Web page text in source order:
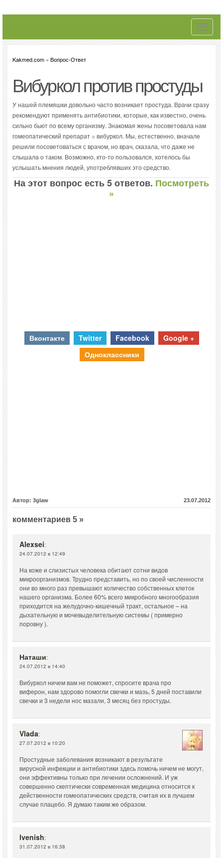
Toggle
Kakmed.com » Вопрос-Ответ
Вибуркол против простуды
У нашей племяшки довольно часто возникает простуда. Врачи сразу
рекомендуют применять антибиотики, которые, как известно, очень
сильно бьют по всему организму. Знакомая жены посоветовала нам
гомеопатический препарат = вибуркол. Мы, естественно, вначале
решили посоветоваться с врачом, но врач, сказала, что даже не
слышала о таком. Возможно, кто-то пользовался, хотелось бы
услышать мнения людей, употреблявших это средство.
На этот вопрос есть 5 ответов. Посмотреть
»
Вконтакте Twitter Facebook
Google +
Одноклассники
Автор: 3glaw 23.07.2012
комментариев 5 »
Alexsei:
24.07.2012 в 12:49
На коже и слизистых человека обитают сотни видов
микроорганизмов. Трудно представить, но по своей численности
они во много раз превышают количество собственных клеток
нашего организма. Более 60% всего микробного многообразия
приходится на желудочно-кишечный тракт, остальное – на
дыхательную и мочевыделительную системы ( примерно
поровну ).
Наташи:
24.07.2012 в 14:40
Вибуркол ничем вам не поможет, спросите врача про
виферон, нам здорово помогли свечки и мазь, 5 дней поставили
свечки и 3 недели нос мазали, 3 месяц без простуды.
Vlada:
27.07.2012 в 10:20
Простудные заболевания возникают в результате
вирусной инфекции и антибиотики здесь помочь ничем не могут,
они эффективны только при лечении осложнений. И уж
совершенно скептически современная медицина относится к
действенности гомеопатических средств, считая их в лучшем
случае плацебо. Я думаю таким же образом.
lvenish:
31.07.2012 в 16:38